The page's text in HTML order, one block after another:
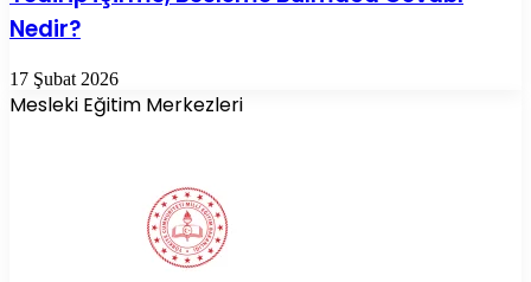
Nedir?
17 Şubat 2026
Mesleki Eğitim Merkezleri